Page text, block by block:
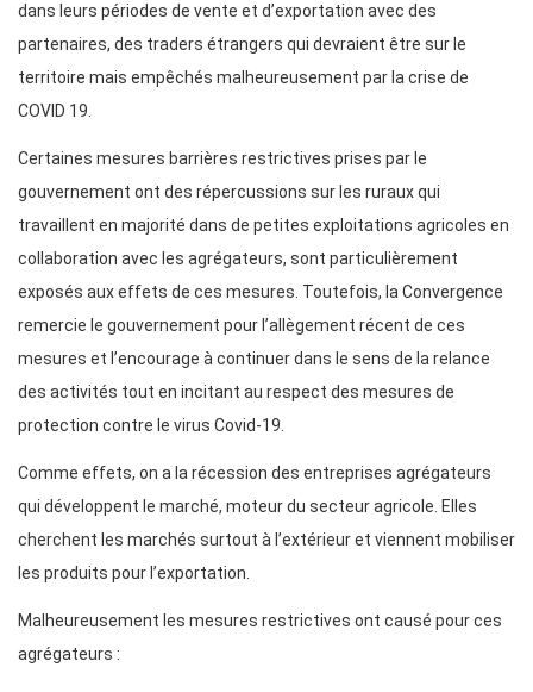
dans leurs périodes de vente et d’exportation avec des
partenaires, des traders étrangers qui devraient être sur le
territoire mais empêchés malheureusement par la crise de
COVID 19.
Certaines mesures barrières restrictives prises par le
gouvernement ont des répercussions sur les ruraux qui
travaillent en majorité dans de petites exploitations agricoles en
collaboration avec les agrégateurs, sont particulièrement
exposés aux effets de ces mesures. Toutefois, la Convergence
remercie le gouvernement pour l’allègement récent de ces
mesures et l’encourage à continuer dans le sens de la relance
des activités tout en incitant au respect des mesures de
protection contre le virus Covid-19.
Comme effets, on a la récession des entreprises agrégateurs
qui développent le marché, moteur du secteur agricole. Elles
cherchent les marchés surtout à l’extérieur et viennent mobiliser
les produits pour l’exportation.
Malheureusement les mesures restrictives ont causé pour ces
agrégateurs :